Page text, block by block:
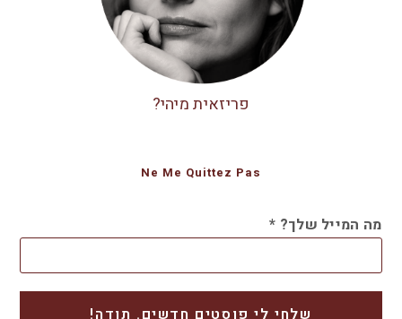
פריזאית מיהי?
Ne Me Quittez Pas
מה המייל שלך? *